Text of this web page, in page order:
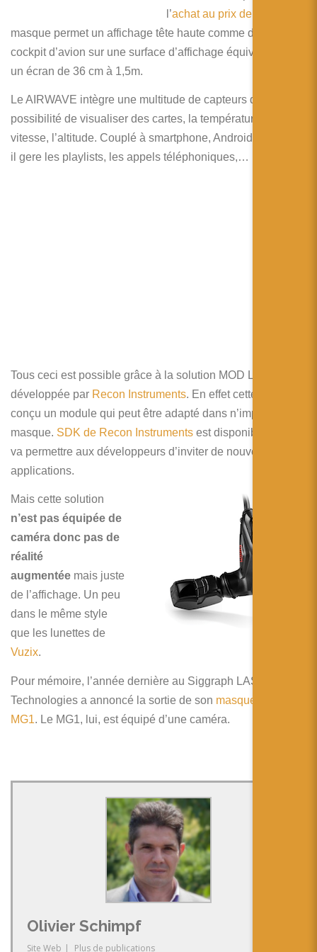
日本語
l’achat au prix de 599€
masque permet un affichage tête haute comme dans un
cockpit d’avion sur une surface d’affichage équivalente à
un écran de 36 cm à 1,5m.
Le AIRWAVE intègre une multitude de capteurs qui offre la
possibilité de visualiser des cartes, la température, la
vitesse, l’altitude. Couplé à smartphone, Android ou Apple,
il gere les playlists, les appels téléphoniques,…
Tous ceci est possible grâce à la solution MOD Live
développée par Recon Instruments. En effet cette société a
conçu un module qui peut être adapté dans n’importe quel
masque. SDK de Recon Instruments est disponible ce qui
va permettre aux développeurs d’inviter de nouvelles
applications.
Mais cette solution
n’est pas équipée de
caméra donc pas de
réalité
augmentée mais juste
de l’affichage. Un peu
dans le même style
que les lunettes de
Vuzix.
Pour mémoire, l’année dernière au Siggraph LASTER
Technologies a annoncé la sortie de son masque de ski le
MG1. Le MG1, lui, est équipé d’une caméra.
Olivier Schimpf
Site Web | Plus de publications